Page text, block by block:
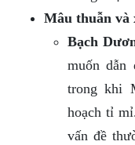
Mâu thuẫn và
Bạch
muốn dẫn
trong khi
hoạch tỉ
vấn đề